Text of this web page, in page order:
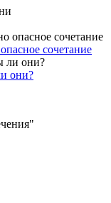
сочетание
они?